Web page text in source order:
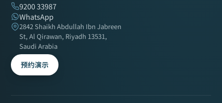
9200 33987
WhatsApp
2842 Shaikh Abdullah Ibn Jabreen
St, Al Qirawan, Riyadh 13531,
Saudi Arabia
预约演示